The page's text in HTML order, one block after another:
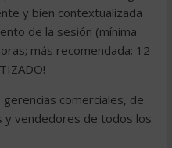
y bien contextualizada
de la sesión (mínima
más recomendada: 12-
comerciales, de
y vendedores de todos los